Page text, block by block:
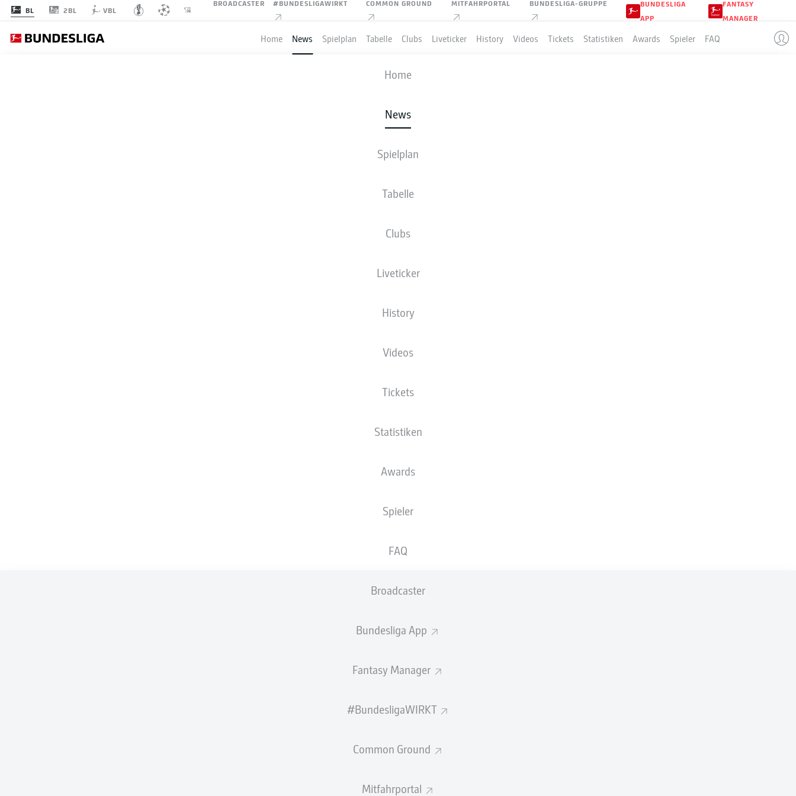
BL 2BL VBL
BROADCASTER #BUNDESLIGAWIRKT COMMON GROUND MITFAHRPORTAL BUNDESLIGA-GRUPPE
BUNDESLIGA
APP
FANTASY
MANAGER
Home News Spielplan Tabelle Clubs Liveticker History Videos Tickets Statistiken Awards Spieler FAQ
Home
News
Spielplan
Tabelle
Clubs
Liveticker
History
Videos
Tickets
Statistiken
Awards
Spieler
FAQ
Broadcaster
Bundesliga App
Fantasy Manager
#BundesligaWIRKT
Common Ground
Mitfahrportal
Anzeige
MÄRCHEN PERFEKT: DIE SV
ELVERSBERG STEIGT IN DIE
ZUSAMMENFASSUNG